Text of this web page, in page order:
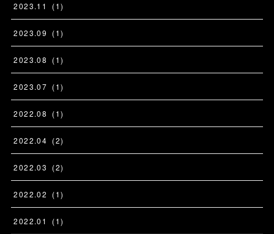
2023.11 (1)
2023.09 (1)
2023.08 (1)
2023.07 (1)
2022.08 (1)
2022.04 (2)
2022.03 (2)
2022.02 (1)
2022.01 (1)